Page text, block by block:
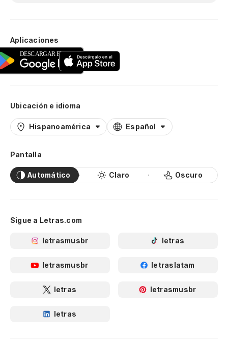
Aplicaciones
Ubicación e idioma
Hispanoamérica Español
Pantalla
Automático Claro Oscuro
Sigue a Letras.com
letrasmusbr letras
letrasmusbr letraslatam
letras letrasmusbr
letras